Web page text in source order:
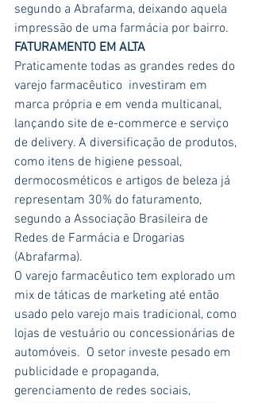
segundo a Abrafarma, deixando aquela
impressão de uma farmácia por bairro.
FATURAMENTO EM ALTA
Praticamente todas as grandes redes do
varejo farmacêutico  investiram em
marca própria e em venda multicanal,
lançando site de e-commerce e serviço
de delivery. A diversificação de produtos,
como itens de higiene pessoal,
dermocosméticos e artigos de beleza já
representam 30% do faturamento,
segundo a Associação Brasileira de
Redes de Farmácia e Drogarias
(Abrafarma).
O varejo farmacêutico tem explorado um
mix de táticas de marketing até então
usado pelo varejo mais tradicional, como
lojas de vestuário ou concessionárias de
automóveis.  O setor investe pesado em
publicidade e propaganda,
gerenciamento de redes sociais,